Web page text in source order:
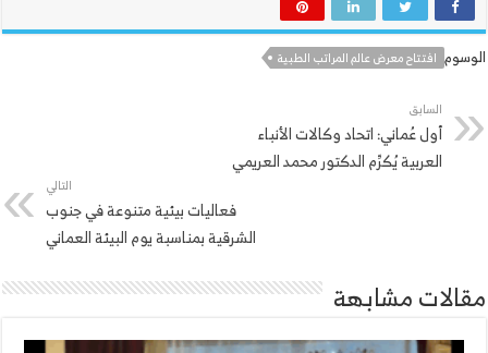
الوسوم افتتاح معرض عالم المراتب الطبية
السابق
أول عُماني: اتحاد وكالات الأنباء
العربية يُكرِّم الدكتور محمد العريمي
التالي
فعاليات بيئية متنوعة في جنوب
الشرقية بمناسبة يوم البيئة العماني
مقالات مشابهة